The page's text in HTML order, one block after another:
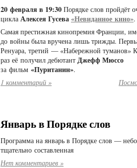
20 февраля в 19:30 Порядке слов пройдёт
цикла Алексея Гусева«Невиданное кино».
Самая престижная кинопремия Франции,
до войны была вручена лишь трижды.
Ренуара, третий — «Набережной туманов»
раз её получил дебютант Джефф Мюссо
за фильм «Пуританин».
1 комментарий »
Январь в Порядке слов
Программа на январь в Порядке слов —
тщательно составленная
Нет комментариев »